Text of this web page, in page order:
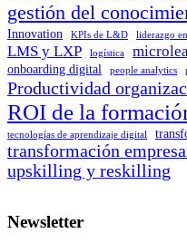
gestión del
Innovation KPIs de L&D liderazgo
LMS y LXP
logística
onboarding digital
people analytics
Productividad
ROI de la
tecnologías de aprendizaje digital
transformación
upskilling y reskilling
Newsletter